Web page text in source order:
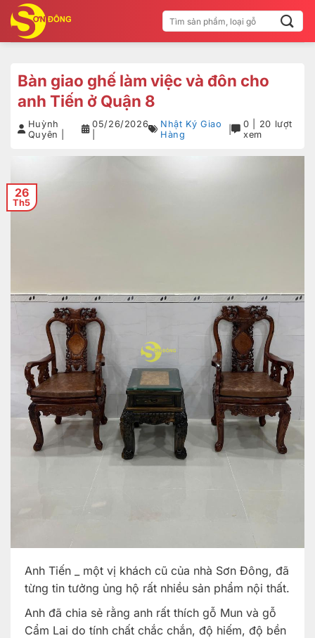
qua
nội
Tìm
kiếm:
Bàn giao ghế làm việc và đôn cho
anh Tiến ở Quận 8
Huỳnh
Quyên |
05/26/2026
Nhật Ký Giao
Hàng
|
0 | 20 lượt
xem
26
Th5
Anh Tiến _ một vị khách cũ của nhà Sơn Đông, đã
từng tin tưởng ủng hộ rất nhiều sản phẩm nội thất.
Anh đã chia sẻ rằng anh rất thích gỗ Mun và gỗ
Cẩm Lai do tính chất chắc chắn, độ hiếm, độ bền